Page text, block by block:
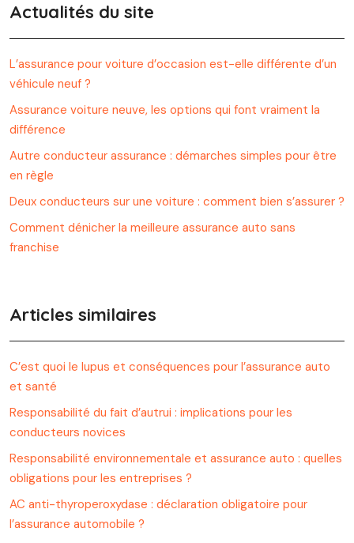
Actualités du site
L’assurance pour voiture d’occasion est-elle différente d’un
véhicule neuf ?
Assurance voiture neuve, les options qui font vraiment la
différence
Autre conducteur assurance : démarches simples pour être
en règle
Deux conducteurs sur une voiture : comment bien s’assurer ?
Comment dénicher la meilleure assurance auto sans
franchise
Articles similaires
C’est quoi le lupus et conséquences pour l’assurance auto
et santé
Responsabilité du fait d’autrui : implications pour les
conducteurs novices
Responsabilité environnementale et assurance auto : quelles
obligations pour les entreprises ?
AC anti-thyroperoxydase : déclaration obligatoire pour
l’assurance automobile ?